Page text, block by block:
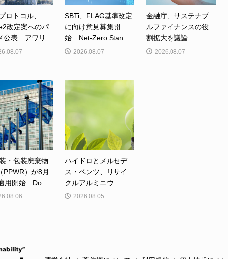
ロトコル、
改定案へのパ
公表 アワリ...
SBTi、FLAG基準改定
に向け意見募集開
始 Net-Zero Stan...
2026.08.07
金融庁、サステナブ
ルファイナンスの役
割拡大を議論 ...
2026.08.07
・包装廃棄物
PPWR）が8月
用開始 Do...
ハイドロとメルセデ
ス・ベンツ、リサイ
クルアルミニウ...
2026.08.05